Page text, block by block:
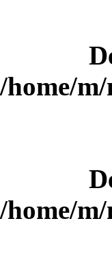
/home/
/home/